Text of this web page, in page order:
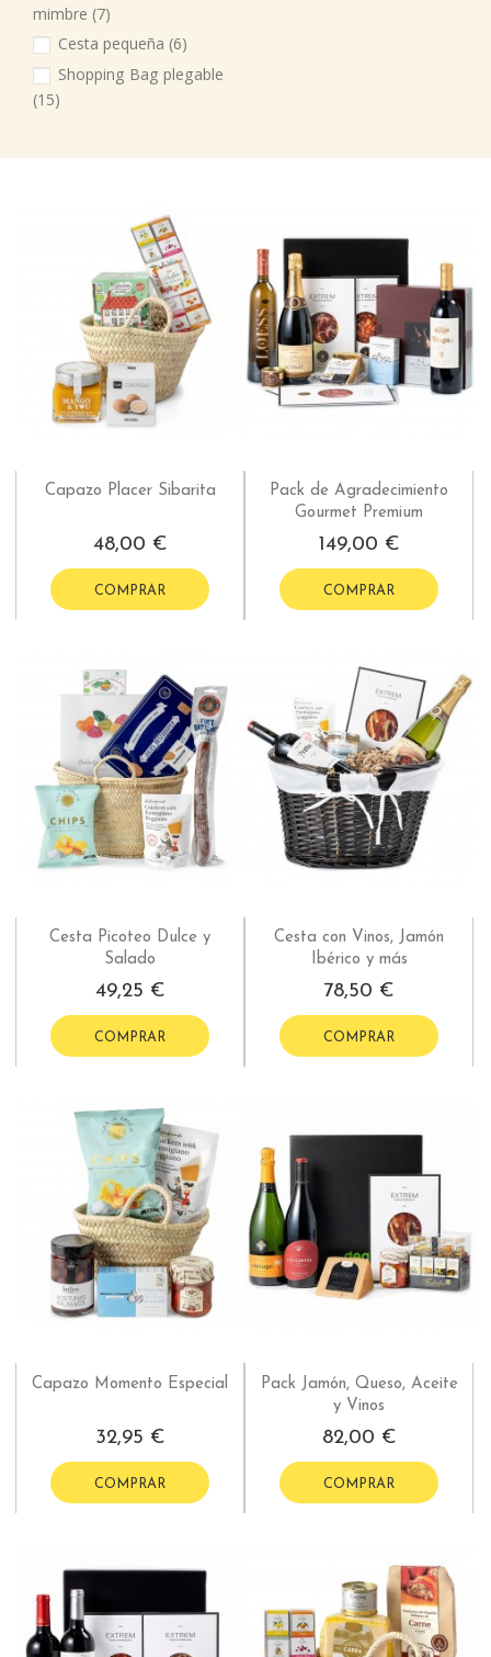
mimbre (7)
Cesta pequeña (6)
Shopping Bag plegable
(15)
Capazo Placer Sibarita
48,00 €
COMPRAR
Pack de Agradecimiento
Gourmet Premium
149,00 €
COMPRAR
Cesta Picoteo Dulce y
Salado
49,25 €
COMPRAR
Cesta con Vinos, Jamón
Ibérico y más
78,50 €
COMPRAR
Capazo Momento Especial
32,95 €
COMPRAR
Pack Jamón, Queso, Aceite
y Vinos
82,00 €
COMPRAR